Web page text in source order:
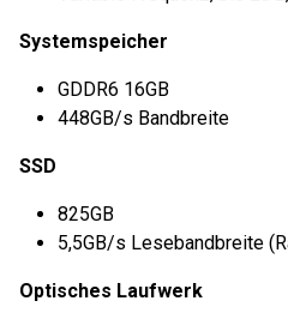
Systemspeicher
GDDR6 16GB
448GB/s Bandbreite
SSD
825GB
5,5GB/s Lesebandbreite
Optisches Laufwerk